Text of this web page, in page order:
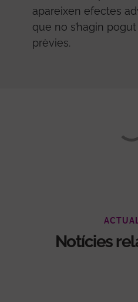
apareixen efectes
que no s’hagin
prèvies.
Notícies